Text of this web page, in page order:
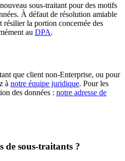
sous-traitant pour des motifs
À défaut de résolution amiable
résilier la portion concernée des
au DPA.
que client non-Enterprise, ou pour
à notre équipe juridique. Pour les
des données : notre adresse de
de sous-traitants ?